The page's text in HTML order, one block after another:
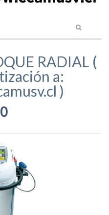
RADIAL (
a:
)